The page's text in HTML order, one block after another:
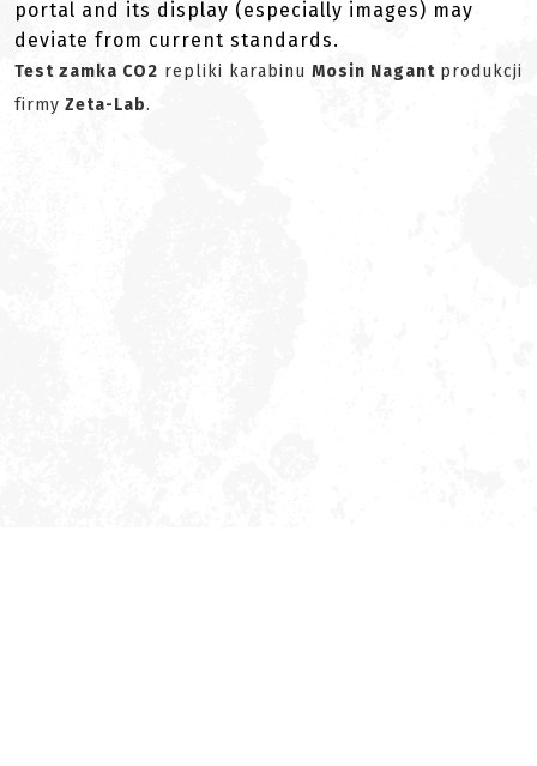
portal and its display (especially images) may
deviate from current standards.
Test zamka CO2 repliki karabinu Mosin Nagant produkcji
firmy Zeta-Lab.